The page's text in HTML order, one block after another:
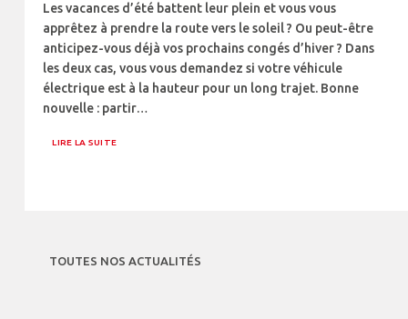
Les vacances d’été battent leur plein et vous vous
apprêtez à prendre la route vers le soleil ? Ou peut-être
anticipez-vous déjà vos prochains congés d’hiver ? Dans
les deux cas, vous vous demandez si votre véhicule
électrique est à la hauteur pour un long trajet. Bonne
nouvelle : partir…
LIRE LA SUITE
TOUTES NOS ACTUALITÉS